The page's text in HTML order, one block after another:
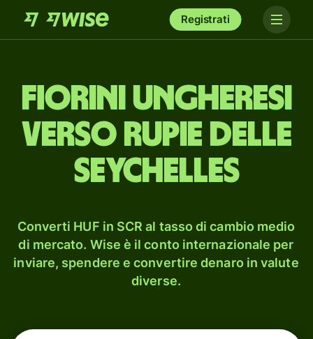
Registrati
fiorini ungheresi
verso rupie delle
Seychelles
Converti HUF in SCR al tasso di cambio medio
di mercato. Wise è il conto internazionale per
inviare, spendere e convertire denaro in valute
diverse.